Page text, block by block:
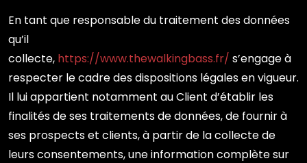
En tant que responsable du traitement des données
qu’il
collecte, https://www.thewalkingbass.fr/ s’engage à
respecter le cadre des dispositions légales en vigueur.
Il lui appartient notamment au Client d’établir les
finalités de ses traitements de données, de fournir à
ses prospects et clients, à partir de la collecte de
leurs consentements, une information complète sur